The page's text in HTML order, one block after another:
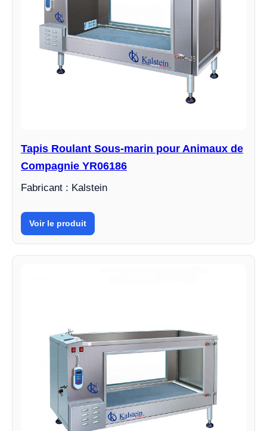
Tapis Roulant Sous-marin pour Animaux de
Compagnie YR06186
Fabricant : Kalstein
Voir le produit